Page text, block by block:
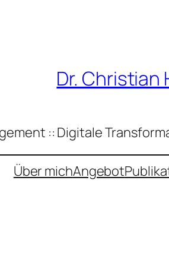
Dr. Christian
:: Digitale
Über michAngebot